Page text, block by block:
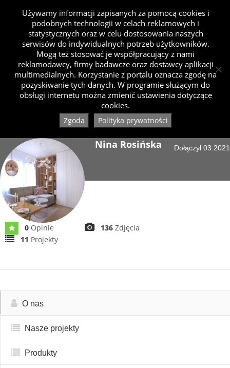
Nina Rosińska Dołączył 03.2021
0 Opinie 136 Zdjęcia
11 Projekty
O nas
Nasze projekty
Produkty
Używamy informacji zapisanych za pomocą cookies i
podobnych technologii w celach reklamowych i
statystycznych oraz w celu dostosowania naszych
serwisów do indywidualnych potrzeb użytkowników.
Mogą też stosować je współpracujący z nami
reklamodawcy, firmy badawcze oraz dostawcy aplikacji
multimedialnych. Korzystanie z portalu oznacza zgodę na
pozyskiwanie tych danych. W programie służącym do
obsługi internetu można zmienić ustawienia dotyczące
cookies.
Zgoda Polityka prywatności